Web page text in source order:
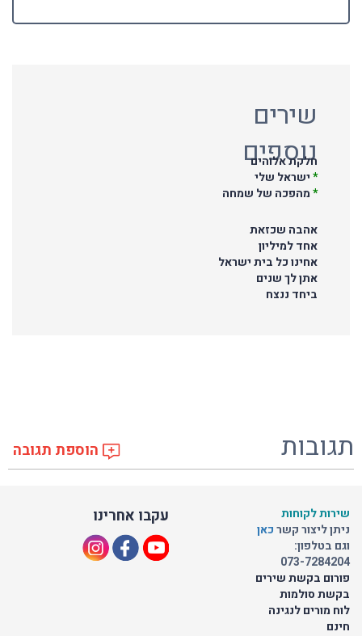
שירים
נוספים
חלקת אלוהים
*ישראל שלי
*מהפכה של שמחה
אהבה שכזאת
אחד למיליון
אחינו כל בית ישראל
אתן לך שנים
ביחד ננצח
תגובות הוספת תגובה
עקבו אחרינו
שירות לקוחות
ניתן ליצור קשרכאן
וגם בטלפון:
073-7284204
פורום בקשת שירים
בקשת סולמות
לוח מורים לנגינה
חינם